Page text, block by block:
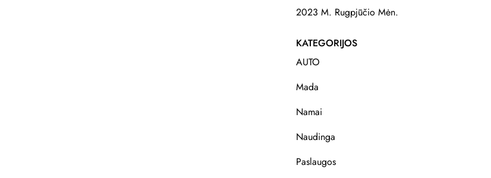
2023 M. Rugpjūčio Mėn.
KATEGORIJOS
AUTO
Mada
Namai
Naudinga
Paslaugos